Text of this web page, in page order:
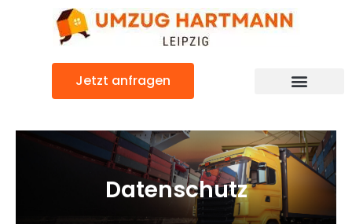
Jetzt anfragen
Datenschutz